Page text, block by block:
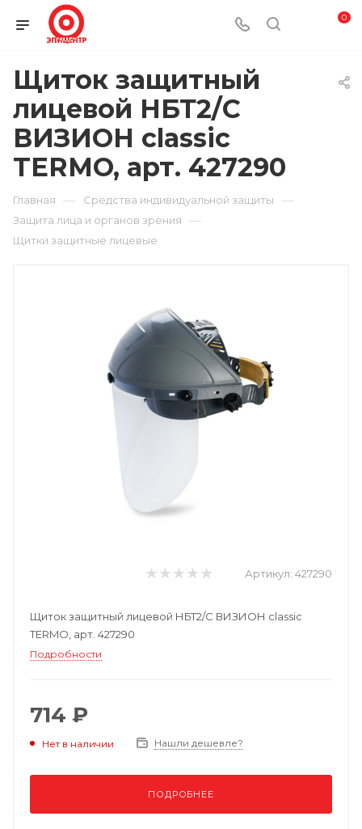
0
Щиток защитный
лицевой НБТ2/С
ВИЗИОН classic
TERMO, арт. 427290
Главная — Средства индивидуальной защиты —
Защита лица и органов зрения —
Щитки защитные лицевые
Артикул: 427290
Щиток защитный лицевой НБТ2/С ВИЗИОН classic
TERMO, арт. 427290
Подробности
714 ₽
Нет в наличии Нашли дешевле?
ПОДРОБНЕЕ